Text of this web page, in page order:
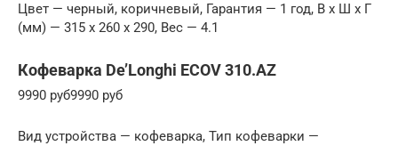
Цвет — черный, коричневый, Гарантия — 1 год, В x Ш x Г
(мм) — 315 x 260 x 290, Вес — 4.1
Кофеварка De’Longhi ECOV 310.AZ
9990 руб9990 руб
Вид устройства — кофеварка, Тип кофеварки —